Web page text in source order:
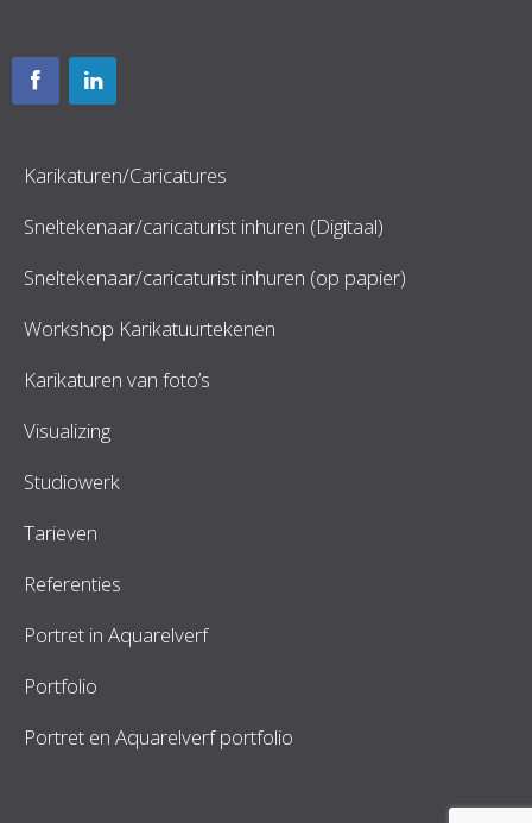
Karikaturen/Caricatures
Sneltekenaar/caricaturist inhuren (Digitaal)
Sneltekenaar/caricaturist inhuren (op papier)
Workshop Karikatuurtekenen
Karikaturen van foto’s
Visualizing
Studiowerk
Tarieven
Referenties
Portret in Aquarelverf
Portfolio
Portret en Aquarelverf portfolio